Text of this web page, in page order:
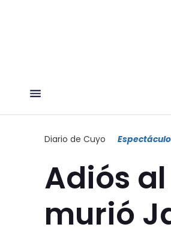
Diario de Cuyo
Adiós
murió